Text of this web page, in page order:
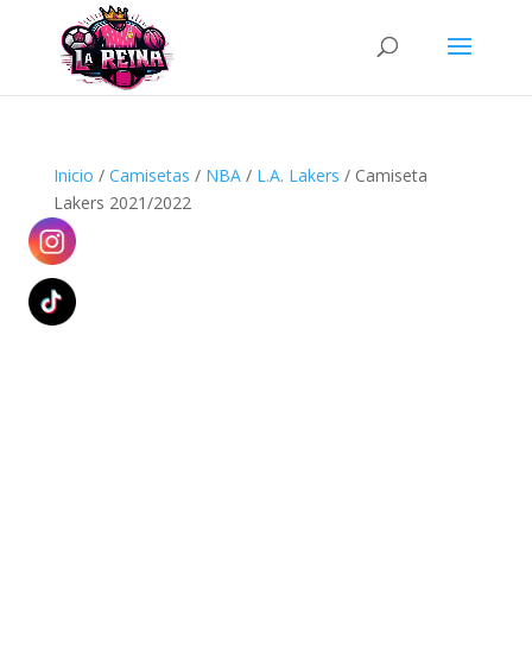
Búsqueda
productos
Inicio / Camisetas / NBA/ L.A. Lakers / Camiseta
Lakers 2021/2022